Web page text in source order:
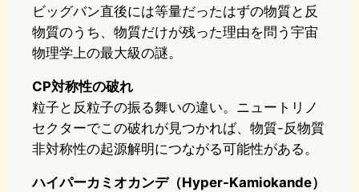
ビッグバン直後には等量だったはずの物質と反
物質のうち、物質だけが残った理由を問う宇宙
物理学上の最大級の謎。
CP対称性の破れ
粒子と反粒子の振る舞いの違い。ニュートリノ
セクターでこの破れが見つかれば、物質-反物質
非対称性の起源解明につながる可能性がある。
ハイパーカミオカンデ（Hyper-Kamiokande）